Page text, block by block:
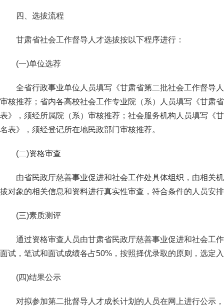
四、选拔流程
甘肃省社会工作督导人才选拔按以下程序进行：
(一)单位选荐
全省行政事业单位人员填写《甘肃省第二批社会工作督导
审核推荐；省内各高校社会工作专业院（系）人员填写《甘肃
表》，须经所属院（系）审核推荐；社会服务机构人员填写《
名表》，须经登记所在地民政部门审核推荐。
(二)资格审查
由省民政厅慈善事业促进和社会工作处具体组织，由相关
拔对象的相关信息和资料进行真实性审查，符合条件的人员安
(三)素质测评
通过资格审查人员由甘肃省民政厅慈善事业促进和社会工
面试，笔试和面试成绩各占50%，按照择优录取的原则，选定
(四)结果公示
对拟参加第二批督导人才成长计划的人员在网上进行公示